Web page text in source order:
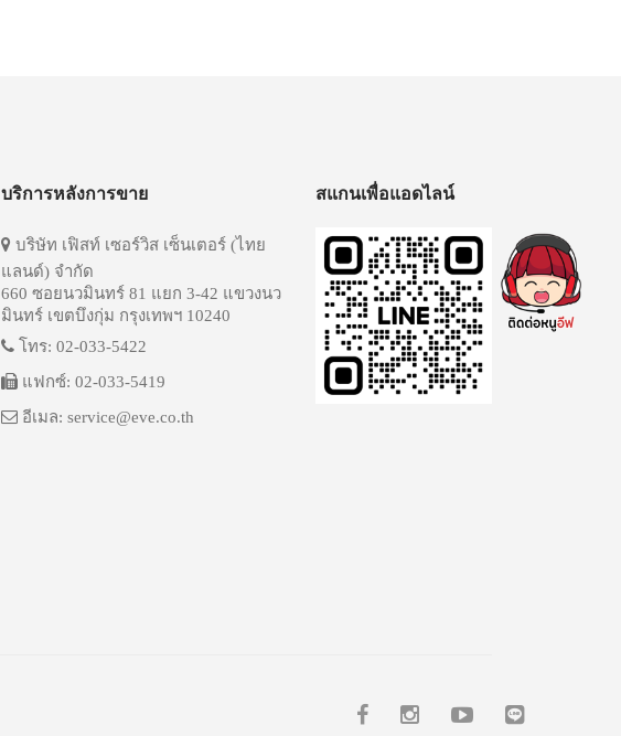
บริการหลังการขาย
บริษัท เฟิสท์ เซอร์วิส เซ็นเตอร์ (ไทย
แลนด์) จำกัด
660 ซอยนวมินทร์ 81 แยก 3-42 แขวงนว
มินทร์ เขตบึงกุ่ม กรุงเทพฯ 10240
โทร: 02-033-5422
แฟกซ์: 02-033-5419
อีเมล: service@eve.co.th
สแกนเพื่อแอดไลน์